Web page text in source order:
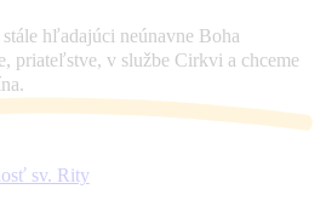
hľadajúci neúnavne Boha
priateľstve, v službe Cirkvi a chceme
sv. Rity